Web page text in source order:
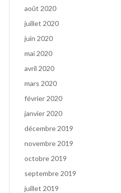
août 2020
juillet 2020
juin 2020
mai 2020
avril 2020
mars 2020
février 2020
janvier 2020
décembre 2019
novembre 2019
octobre 2019
septembre 2019
juillet 2019